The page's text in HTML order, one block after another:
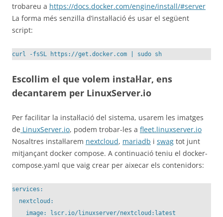
trobareu a https://docs.docker.com/engine/install/#server
La forma més senzilla d’instal·lació és usar el següent
script:
curl -fsSL https://get.docker.com | sudo sh
Escollim el que volem instal·lar, ens
decantarem per LinuxServer.io
Per facilitar la instal·lació del sistema, usarem les imatges
de LinuxServer.io, podem trobar-les a fleet.linuxserver.io
Nosaltres instal·larem nextcloud, mariadb i swag tot junt
mitjançant docker compose. A continuació teniu el docker-
compose.yaml que vaig crear per aixecar els contenidors:
services:
  nextcloud:
    image: lscr.io/linuxserver/nextcloud:latest